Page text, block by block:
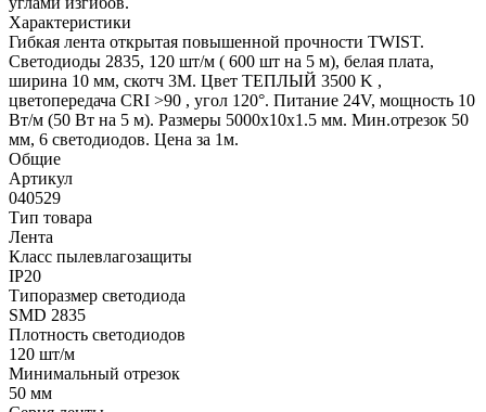
Характеристики
Гибкая лента открытая повышенной прочности TWIST.
Светодиоды 2835, 120 шт/м ( 600 шт на 5 м), белая плата,
ширина 10 мм, скотч 3M. Цвет ТЕПЛЫЙ 3500 K ,
цветопередача CRI >90 , угол 120°. Питание 24V, мощность 10
Вт/м (50 Вт на 5 м). Размеры 5000x10x1.5 мм. Мин.отрезок 50
мм, 6 светодиодов. Цена за 1м.
Общие
Артикул
040529
Тип товара
Лента
Класс пылевлагозащиты
IP20
Типоразмер светодиода
SMD 2835
Плотность светодиодов
120 шт/м
Минимальный отрезок
50 мм